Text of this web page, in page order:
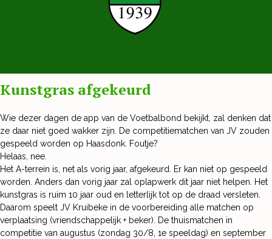
Kunstgras afgekeurd
Wie dezer dagen de app van de Voetbalbond bekijkt, zal denken dat
ze daar niet goed wakker zijn. De competitiematchen van JV zouden
gespeeld worden op Haasdonk. Foutje?
Helaas, nee.
Het A-terrein is, net als vorig jaar, afgekeurd. Er kan niet op gespeeld
worden. Anders dan vorig jaar zal oplapwerk dit jaar niet helpen. Het
kunstgras is ruim 10 jaar oud en letterlijk tot op de draad versleten.
Daarom speelt JV Kruibeke in de voorbereiding alle matchen op
verplaatsing (vriendschappelijk + beker). De thuismatchen in
competitie van augustus (zondag 30/8, 1e speeldag) en september